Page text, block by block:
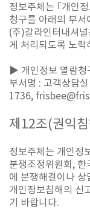
정보주체는 ｢개인
청구를 아래의 부서
(주)갈라인터내셔
게 처리되도록 노력
▶ 개인정보 열람청
부서명 : 고객상담
1736,
제 12조(권익
정보주체는 개인정
분쟁조정위원회,
에 분쟁해결이나
개인정보침해의 신
기 바랍니다.